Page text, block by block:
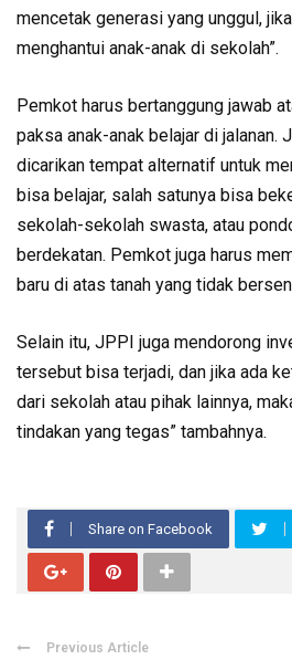
mencetak generasi yang unggul,
menghantui anak-anak di sekolah”.
Pemkot harus bertanggung jawab
paksa anak-anak belajar di jalanan.
dicarikan tempat alternatif untuk
bisa belajar, salah satunya bisa
sekolah-sekolah swasta, atau
berdekatan. Pemkot juga harus
baru di atas tanah yang tidak
Selain itu, JPPI juga mendorong
tersebut bisa terjadi, dan jika ada
dari sekolah atau pihak lainnya,
tindakan yang tegas” tambahnya.
Share on Facebook
Previous Article